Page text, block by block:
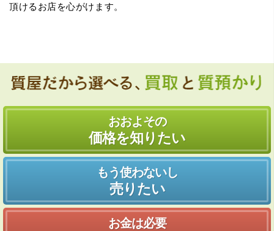
頂けるお店を心がけます。
おおよその
価格を知りたい
もう使わないし
売りたい
お金は必要